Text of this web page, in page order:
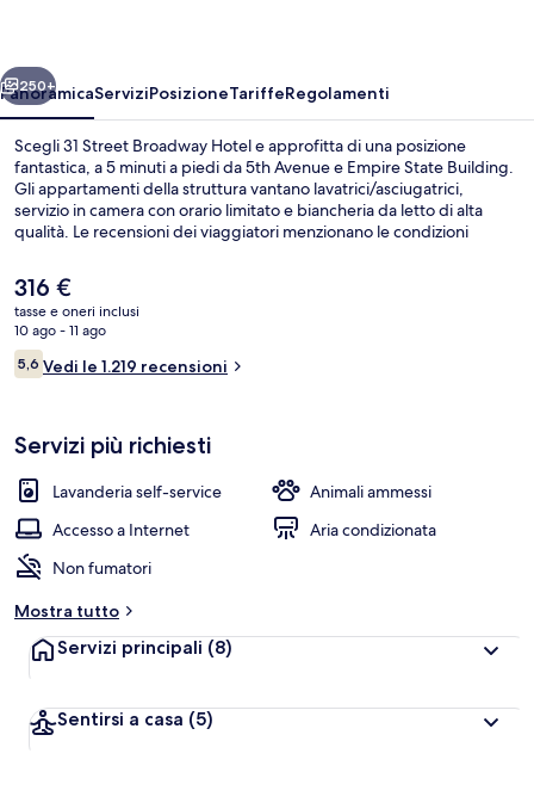
Avanti
250+
PanoramicaServiziPosizioneTariffeRegolamenti
Scegli 31 Street Broadway Hotel e approfitta di una posizione
fantastica, a 5 minuti a piedi da 5th Avenue e Empire State Building.
Gli appartamenti della struttura vantano lavatrici/asciugatrici,
servizio in camera con orario limitato e biancheria da letto di alta
qualità. Le recensioni dei viaggiatori menzionano le condizioni
vicinanze: Stazione di 28 St. (Broadway) è a 4 min e Stazione di 34 St.
(Herald Square) a 4 min a piedi.
Il
prezzo
attuale
è
316 €
316 €
tasse e oneri inclusi
10 ago - 11 ago
Recensioni
5,65,6 su 10
Vedi le 1.219 recensioni
Servizi più richiesti
Lavanderia self-service
Animali ammessi
Accesso a Internet
Aria condizionata
Non fumatori
Mostra tutto
Servizi principali (8)
Sentirsi a casa (5)